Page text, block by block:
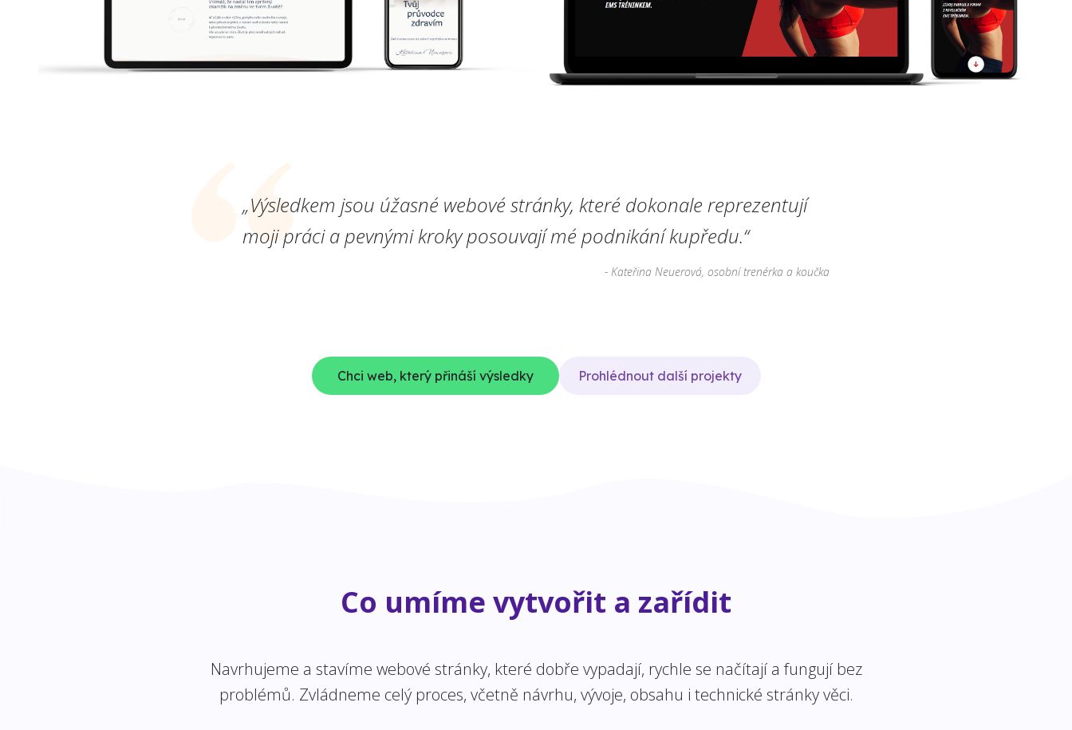
„Výsledkem jsou úžasné webové stránky, které dokonale reprezentují
moji práci a pevnými kroky posouvají mé podnikání kupředu.“
- Kateřina Neuerová, osobní trenérka a koučka
Chci web, který přináší výsledky Prohlédnout další projekty
Co umíme vytvořit a zařídit
Navrhujeme a stavíme webové stránky, které dobře vypadají, rychle se načítají a fungují bez
problémů. Zvládneme celý proces, včetně návrhu, vývoje, obsahu i technické stránky věci.